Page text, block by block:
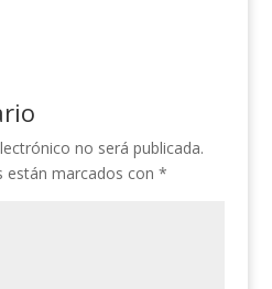
no será publicada.
están marcados con *